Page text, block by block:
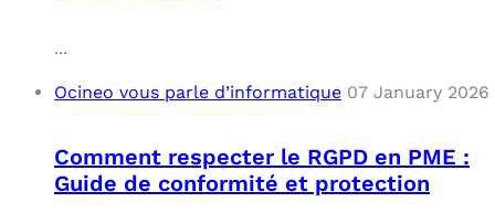
...
Ocineo vous parle d’informatique 07 January 2026
Comment respecter le RGPD en PME :
Guide de conformité et protection